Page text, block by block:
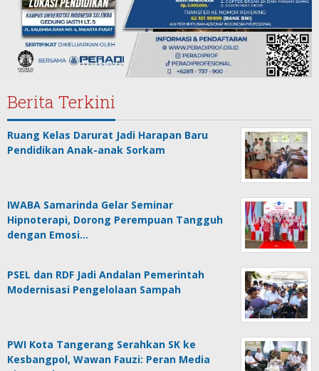
Berita Terkini
Ruang Kelas Darurat Jadi Harapan Baru
Pendidikan Anak-anak Sorkam
IWABA Samarinda Gelar Seminar
Hipnoterapi, Dorong Perempuan Tangguh
dengan Emosi…
PSEL dan RDF Jadi Andalan Pemerintah
Modernisasi Pengelolaan Sampah
PWI Kota Tangerang Serahkan SK ke
Kesbangpol, Wawan Fauzi: Peran Media